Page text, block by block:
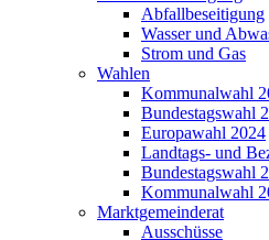
Abfallbeseitigung
Wasser und
Strom und Gas
Wahlen
Kommunalwahl
Bundestagswahl
Europawahl 2024
Landtags- und
Bundestagswahl
Kommunalwahl
Marktgemeinderat
Ausschüsse